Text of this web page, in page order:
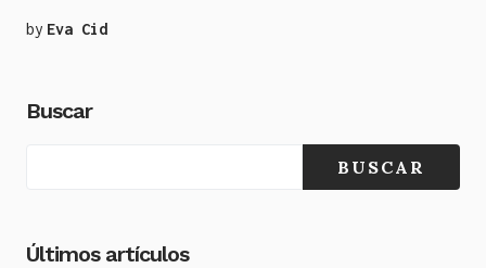
by Eva Cid
Buscar
BUSCAR
Últimos artículos